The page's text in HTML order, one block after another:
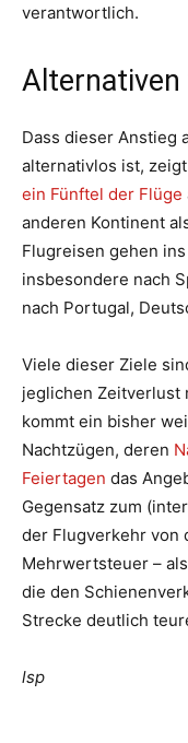
verantwortlich.
Alternativen
Dass dieser Anstieg
alternativlos ist,
ein Fünftel der Flüge
anderen Kontinent
Flugreisen gehen
insbesondere nach
nach Portugal,
Viele dieser Ziele
jeglichen Zeitverlust
kommt ein bisher
Nachtzügen, deren
Feiertagen das
Gegensatz zum
der Flugverkehr von
Mehrwertsteuer –
die den
Strecke deutlich
lsp